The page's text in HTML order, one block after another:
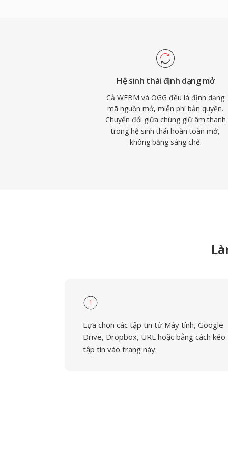
ở tốc độ bit thấp tốt hơn nhiều đối thủ,
trong trò chơi điện tử nơi dung lượng lưu
nghìn hiệu ứng âm thanh cạnh tranh
Chrome và Android đều hỗ trợ giải mã
Hệ sinh thái định dạng mở
Cả WEBM và OGG đều là định dạng
mã nguồn mở, miễn phí bản quyền.
Chuyển đổi giữa chúng giữ âm thanh
trong hệ sinh thái hoàn toàn mở,
không bằng sáng chế.
1
Lựa chọn các tập tin từ Máy tính, Google
Drive, Dropbox, URL hoặc bằng cách kéo
tập tin vào trang này.